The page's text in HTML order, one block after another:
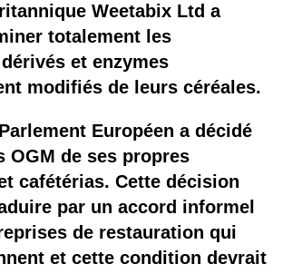
Weetabix Ltd a
totalement les
et enzymes
modifiés de leurs céréales.
Européen a décidé
OGM de ses propres
cafétérias. Cette décision
par un accord informel
de restauration qui
et cette condition devrait